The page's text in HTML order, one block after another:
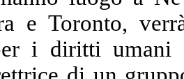
e Toronto,
i diritti umani